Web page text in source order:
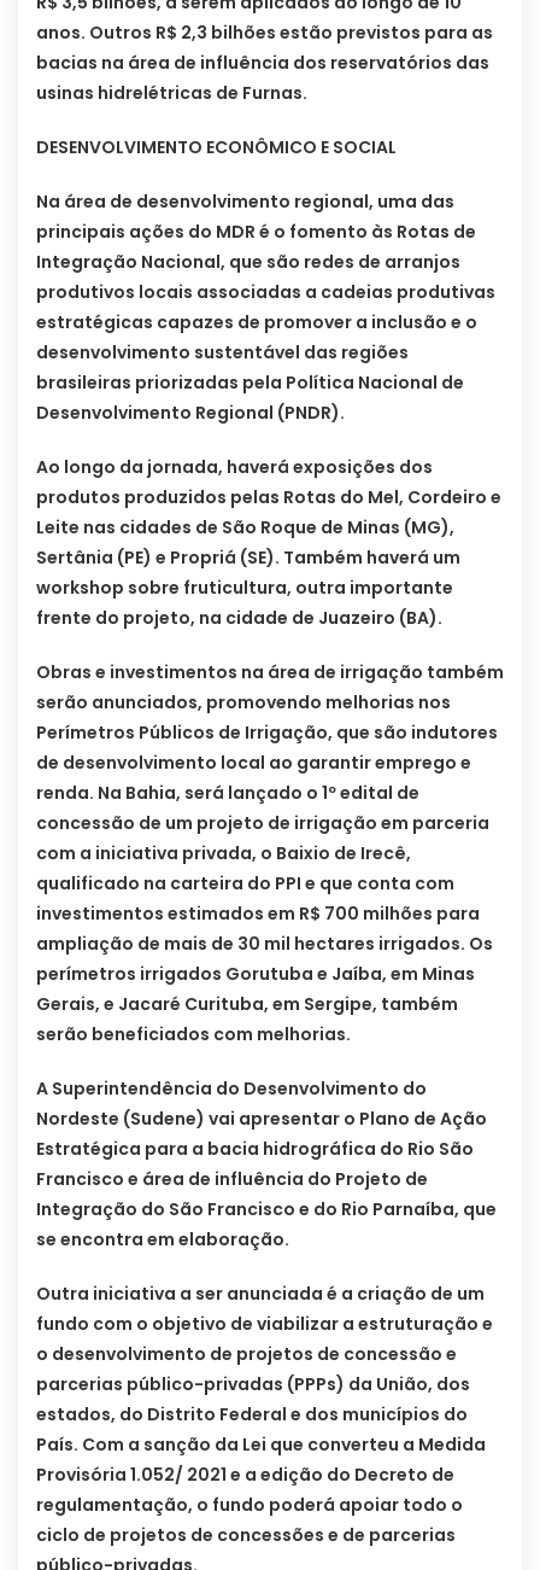
anos. Outros R$ 2,3 bilhões estão previstos para as
bacias na área de influência dos reservatórios das
usinas hidrelétricas de Furnas.
DESENVOLVIMENTO ECONÔMICO E SOCIAL
Na área de desenvolvimento regional, uma das
principais ações do MDR é o fomento às Rotas de
Integração Nacional, que são redes de arranjos
produtivos locais associadas a cadeias produtivas
estratégicas capazes de promover a inclusão e o
desenvolvimento sustentável das regiões
brasileiras priorizadas pela Política Nacional de
Desenvolvimento Regional (PNDR).
Ao longo da jornada, haverá exposições dos
produtos produzidos pelas Rotas do Mel, Cordeiro e
Leite nas cidades de São Roque de Minas (MG),
Sertânia (PE) e Propriá (SE). Também haverá um
workshop sobre fruticultura, outra importante
frente do projeto, na cidade de Juazeiro (BA).
Obras e investimentos na área de irrigação também
serão anunciados, promovendo melhorias nos
Perímetros Públicos de Irrigação, que são indutores
de desenvolvimento local ao garantir emprego e
renda. Na Bahia, será lançado o 1º edital de
concessão de um projeto de irrigação em parceria
com a iniciativa privada, o Baixio de Irecê,
qualificado na carteira do PPI e que conta com
investimentos estimados em R$ 700 milhões para
ampliação de mais de 30 mil hectares irrigados. Os
perímetros irrigados Gorutuba e Jaíba, em Minas
Gerais, e Jacaré Curituba, em Sergipe, também
serão beneficiados com melhorias.
A Superintendência do Desenvolvimento do
Nordeste (Sudene) vai apresentar o Plano de Ação
Estratégica para a bacia hidrográfica do Rio São
Francisco e área de influência do Projeto de
Integração do São Francisco e do Rio Parnaíba, que
se encontra em elaboração.
Outra iniciativa a ser anunciada é a criação de um
fundo com o objetivo de viabilizar a estruturação e
o desenvolvimento de projetos de concessão e
parcerias público-privadas (PPPs) da União, dos
estados, do Distrito Federal e dos municípios do
País. Com a sanção da Lei que converteu a Medida
Provisória 1.052/ 2021 e a edição do Decreto de
regulamentação, o fundo poderá apoiar todo o
ciclo de projetos de concessões e de parcerias